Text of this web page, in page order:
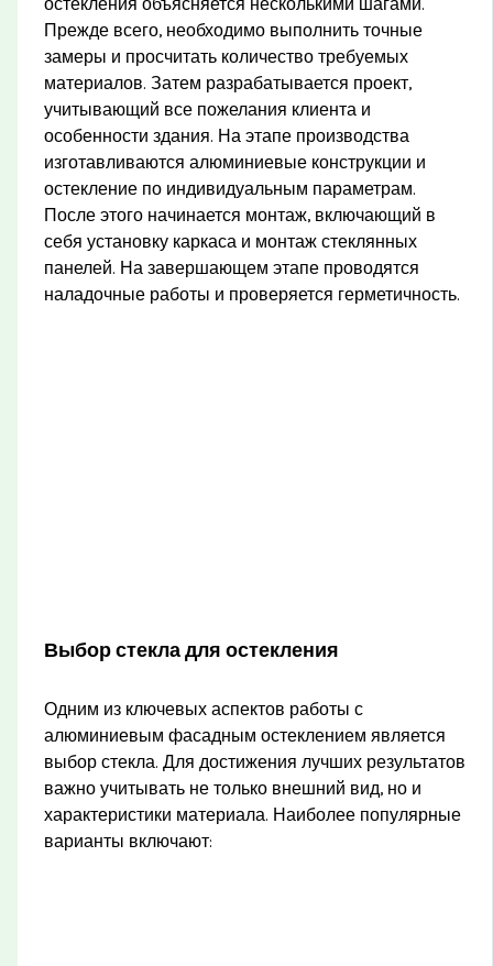
остекления объясняется несколькими шагами.
Прежде всего, необходимо выполнить точные
замеры и просчитать количество требуемых
материалов. Затем разрабатывается проект,
учитывающий все пожелания клиента и
особенности здания. На этапе производства
изготавливаются алюминиевые конструкции и
остекление по индивидуальным параметрам.
После этого начинается монтаж, включающий в
себя установку каркаса и монтаж стеклянных
панелей. На завершающем этапе проводятся
наладочные работы и проверяется герметичность.
Выбор стекла для остекления
Одним из ключевых аспектов работы с
алюминиевым фасадным остеклением является
выбор стекла. Для достижения лучших результатов
важно учитывать не только внешний вид, но и
характеристики материала. Наиболее популярные
варианты включают: